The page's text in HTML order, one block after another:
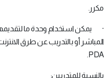
مكرر.
· يمكن استخدام وحدة ما
المباشر أو بالتدريب عن طرق
PDA.
بالنسبة للمتدربين: